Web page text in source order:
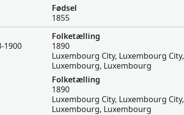
Fødsel
1855
1900
Folketælling
1890
Luxembourg City, Luxembourg City,
Luxembourg, Luxembourg
Folketælling
1890
Luxembourg City, Luxembourg City,
Luxembourg, Luxembourg